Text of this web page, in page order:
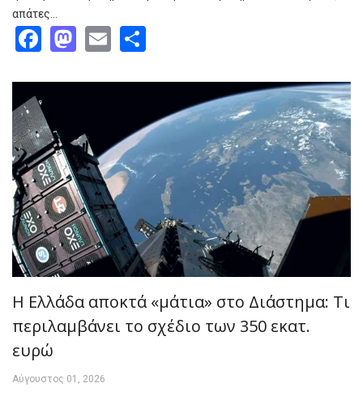
απάτες…
Facebook
Mastodon
Email
Η Ελλάδα αποκτά «μάτια» στο Διάστημα: Τι
περιλαμβάνει το σχέδιο των 350 εκατ.
ευρώ
Αύγουστος 01, 2026